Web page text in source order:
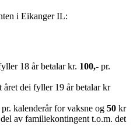
i Eikanger IL:
18 år betalar kr. 100,- pr.
dei fyller 19 år betalar kr
kalenderår for vaksne og 50 kr
av familiekontingent t.o.m. det